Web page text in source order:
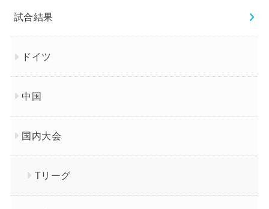
試合結果
ドイツ
中国
国内大会
Tリーグ